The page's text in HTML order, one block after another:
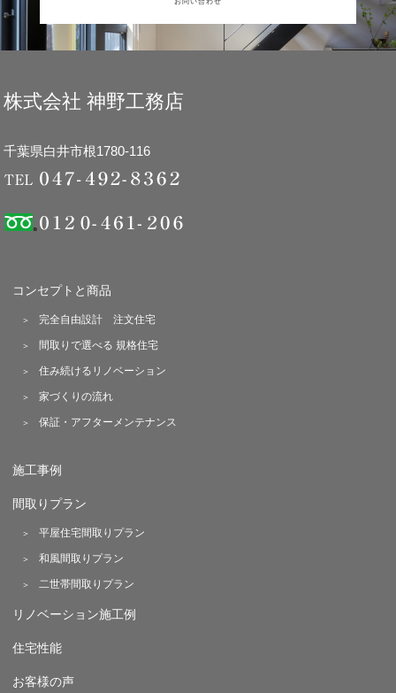
株式会社 神野工務店
千葉県白井市根1780-116
コンセプトと商品
完全自由設計 注文住宅
間取りで選べる 規格住宅
住み続けるリノベーション
家づくりの流れ
保証・アフターメンテナンス
施工事例
間取りプラン
平屋住宅間取りプラン
和風間取りプラン
二世帯間取りプラン
リノベーション施工例
住宅性能
お客様の声